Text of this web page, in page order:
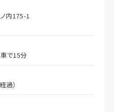
内175-1
で15分
過）